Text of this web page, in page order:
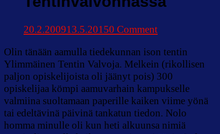
20.2.200913.5.20150 Commenton
Olin tänään aamulla tiedekunnan ison tentin
Ylimmäinen Tentin Valvoja. Melkein (rikollisen
paljon opiskelijoista oli jäänyt pois) 300
opiskelijaa kömpi aamuvarhain kampukselle
valmiina suoltamaan paperille kaiken viime yönä
tai edeltävinä päivinä tankatun tiedon. Nolo
homma minulle oli kun heti alkuunsa nimiä